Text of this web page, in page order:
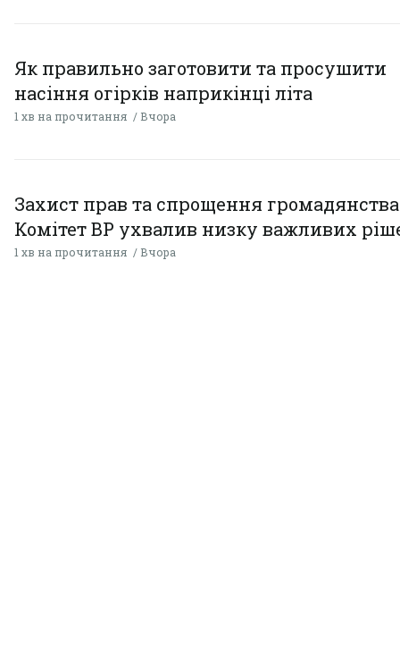
Як правильно заготовити та просушити
насіння огірків наприкінці літа
1 хв на прочитання Вчора
Захист прав та спрощення
Комітет ВР ухвалив низку важливих
1 хв на прочитання Вчора